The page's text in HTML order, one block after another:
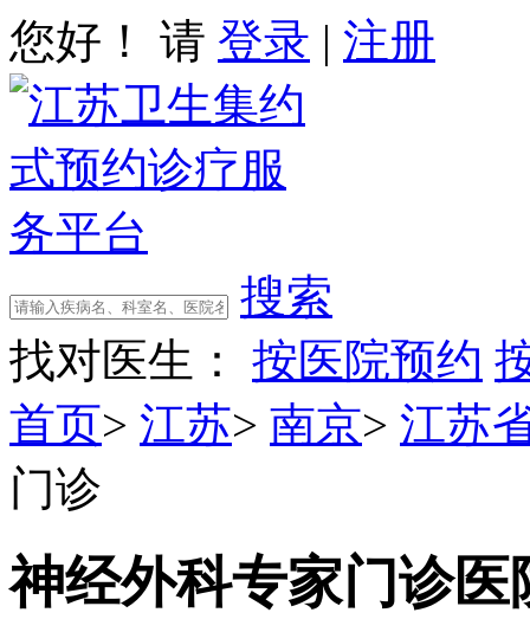
您好！ 请 登录 | 注册
搜索
找对医生：
按医院预约
首页> 江苏> 南京> 江苏
门诊
神经外科专家门诊医